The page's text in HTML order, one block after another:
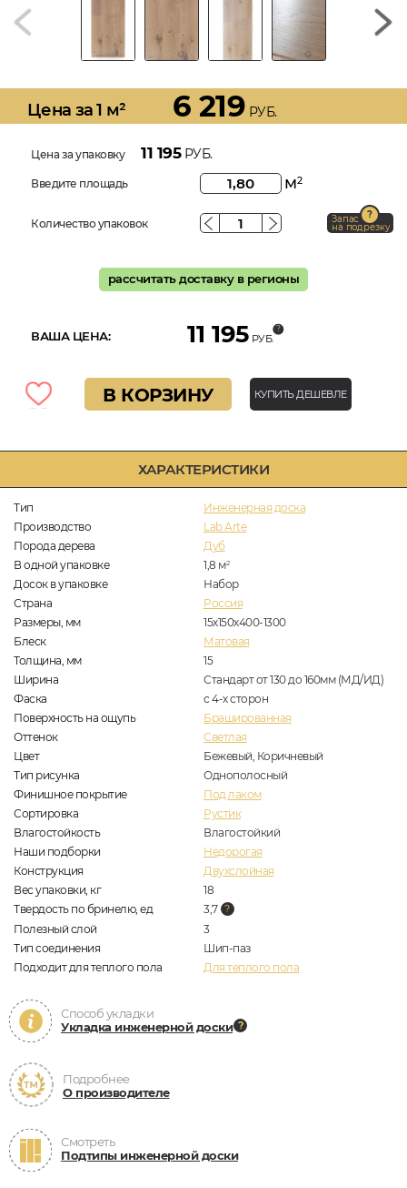
ХАРАКТЕРИСТИКИ
Тип
Инженерная доска
Производство
Lab Arte
Порода дерева
Дуб
В одной упаковке
1,8 м2
Досок в упаковке
Набор
Страна
Россия
Размеры, мм
15х150х400-1300
Блеск
Матовая
Толщина, мм
15
Ширина
Стандарт от 130 до 160мм (МД/ИД)
Фаска
с 4-х сторон
Поверхность на ощупь
Брашированная
Оттенок
Светлая
Цвет
Бежевый, Коричневый
Тип рисунка
Однополосный
Финишное покрытие
Под лаком
Сортировка
Рустик
Влагостойкость
Влагостойкий
Наши подборки
Недорогая
Конструкция
Двухслойная
Вес упаковки, кг
18
Твердость по бринелю, ед
3,7
Полезный слой
3
Тип соединения
Шип-паз
Подходит для теплого пола
Для теплого пола
Способ укладки
Укладка инженерной доски
Подробнее
О производителе
Смотреть
Подтипы инженерной доски
Цена за 1 м² 6 219 РУБ.
Цена за упаковку 11 195РУБ.
Введите площадь м2
Количество упаковок Запас
на подрезку
рассчитать доставку в регионы
ВАША ЦЕНА: 11 195 РУБ.
В КОРЗИНУ КУПИТЬ ДЕШЕВЛЕ